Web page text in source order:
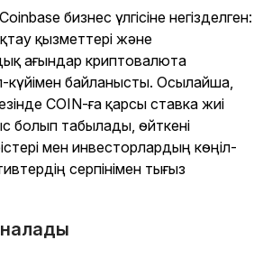
бизнес үлгісіне негізделген:
қызметтері және
ағындар криптовалюта
күйімен байланысты. Осылайша,
COIN-ға қарсы ставка жиі
болып табылады, өйткені
мен инвесторлардың көңіл-
серпінімен тығыз